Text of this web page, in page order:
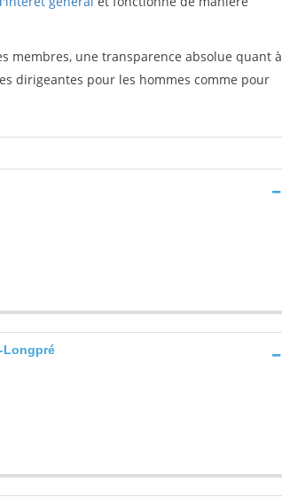
membres, une transparence absolue quant à
dirigeantes pour les hommes comme pour
Longpré